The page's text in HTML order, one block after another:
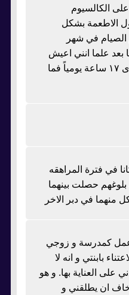
الكالسيوم
الاطعمة بشكل
في شهر
بعد علما انني اعيش
في كندا وفترة الصيام تتعدى ١٧ ساعة يومياً فما
في فترة المراهقه
بلوغهم حصلت بينهما
منهما في دبر الاخر
كمدرسة و زوجي
بابنتي و انه لا
على العناية بها. و هو
ان يطلقني و